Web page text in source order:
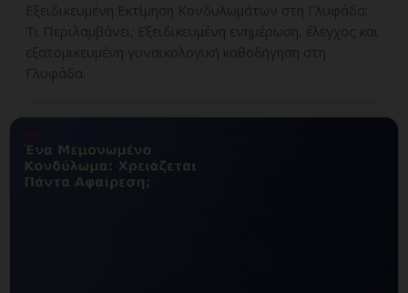
Εξειδικευμένη Εκτίμηση Κονδυλωμάτων στη Γλυφάδα:
Τι Περιλαμβάνει; Εξειδικευμένη ενημέρωση, έλεγχος και
εξατομικευμένη γυναικολογική καθοδήγηση στη
Γλυφάδα.